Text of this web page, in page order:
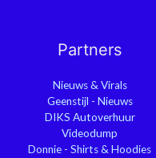
Partners
Nieuws & Virals
Geenstijl - Nieuws
DIKS Autoverhuur
Videodump
Donnie - Shirts & Hoodies